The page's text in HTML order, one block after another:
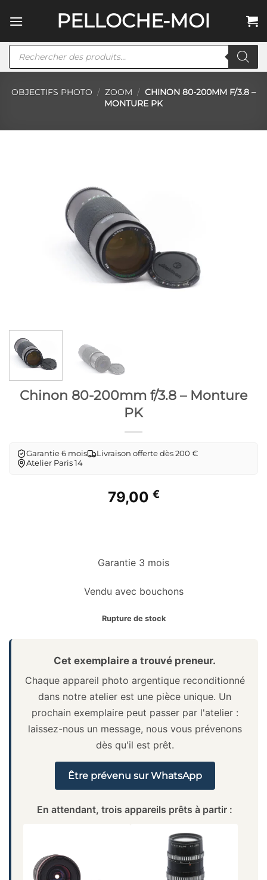
au
PELLOCHE-MOI
Recherche
OBJECTIFS PHOTO / ZOOM / CHINON 80-200MM F/3.8 –
MONTURE PK
Chinon 80-200mm f/3.8 – Monture
PK
Garantie 6 mois
Livraison offerte dès 200 €
Atelier Paris 14
79,00 €
Garantie 3 mois
Vendu avec bouchons
Rupture de stock
Cet exemplaire a trouvé preneur.
Chaque appareil photo argentique reconditionné
dans notre atelier est une pièce unique. Un
prochain exemplaire peut passer par l'atelier :
laissez-nous un message, nous vous prévenons
dès qu'il est prêt.
Être prévenu sur WhatsApp
En attendant, trois appareils prêts à partir :